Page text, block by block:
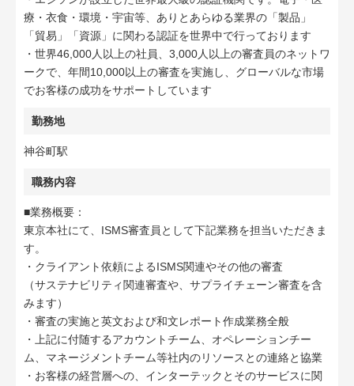
療・衣食・環境・宇宙等、ありとあらゆる業界の「製品」
「貿易」「資源」に関わる認証を世界中で行っております
・世界46,000人以上の社員、3,000人以上の審査員のネットワ
ークで、年間10,000以上の審査を実施し、グローバルな市場
でお客様の成功をサポートしています
勤務地
神谷町駅
職務内容
■業務概要：
東京本社にて、ISMS審査員として下記業務を担当いただきま
す。
・クライアント依頼によるISMS関連やその他の審査
（サステナビリティ関連審査や、サプライチェーン審査を含
みます）
・審査の実施と英文および和文レポート作成業務全般
・上記に付随するアカウントチーム、オペレーションチー
ム、マネージメントチーム等社内のリソースとの連絡と協業
・お客様の経営層への、インターテックとそのサービスに関